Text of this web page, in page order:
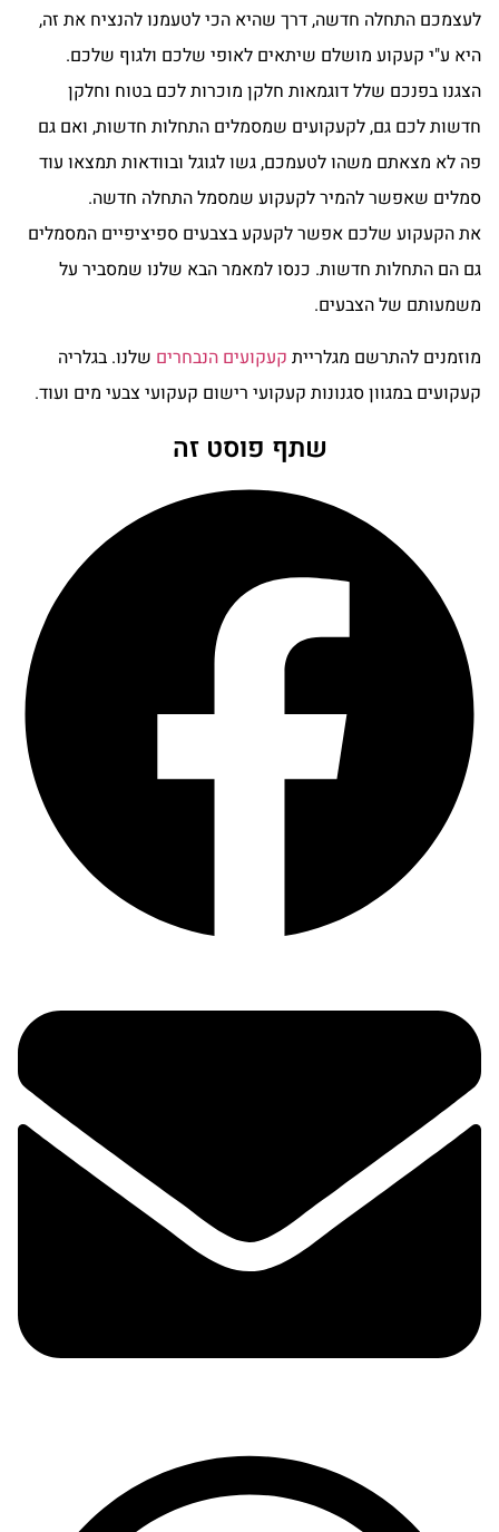
לעצמכם התחלה חדשה, דרך שהיא הכי לטעמנו להנציח את זה,
היא ע"י קעקוע מושלם שיתאים לאופי שלכם ולגוף שלכם.
הצגנו בפנכם שלל דוגמאות חלקן מוכרות לכם בטוח וחלקן
חדשות לכם גם, לקעקועים שמסמלים התחלות חדשות, ואם גם
פה לא מצאתם משהו לטעמכם, גשו לגוגל ובוודאות תמצאו עוד
סמלים שאפשר להמיר לקעקוע שמסמל התחלה חדשה.
את הקעקוע שלכם אפשר לקעקע בצבעים ספיציפיים המסמלים
גם הם התחלות חדשות. כנסו למאמר הבא שלנו שמסביר על
משמעותם של הצבעים.
מוזמנים להתרשם מגלרייתקעקועים הנבחריםשלנו. בגלריה
קעקועים במגוון סגנונות קעקועי רישום קעקועי צבעי מים ועוד.
שתף פוסט זה